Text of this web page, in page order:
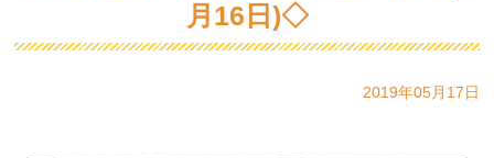
月16日)◇
2019年05月17日